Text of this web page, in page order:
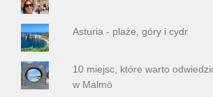
Asturia - plaże, góry i cydr
10 miejsc, które warto
w Malmö